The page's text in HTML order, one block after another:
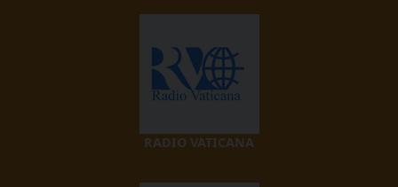
RADIO VATICANA